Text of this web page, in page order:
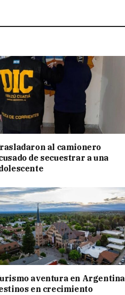
al camionero
de secuestrar a una
aventura en Argentina
en crecimiento